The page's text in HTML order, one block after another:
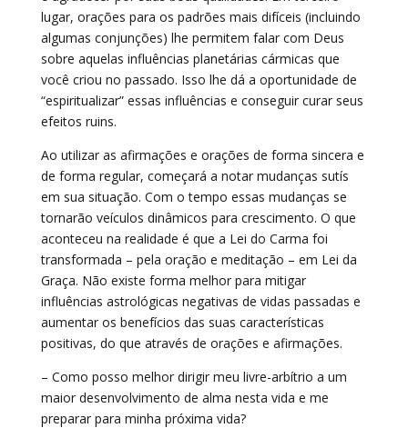
lugar, orações para os padrões mais difíceis (incluindo
algumas conjunções) lhe permitem falar com Deus
sobre aquelas influências planetárias cármicas que
você criou no passado. Isso lhe dá a oportunidade de
“espiritualizar” essas influências e conseguir curar seus
efeitos ruins.
Ao utilizar as afirmações e orações de forma sincera e
de forma regular, começará a notar mudanças sutís
em sua situação. Com o tempo essas mudanças se
tornarão veículos dinâmicos para crescimento. O que
aconteceu na realidade é que a Lei do Carma foi
transformada – pela oração e meditação – em Lei da
Graça. Não existe forma melhor para mitigar
influências astrológicas negativas de vidas passadas e
aumentar os benefícios das suas características
positivas, do que através de orações e afirmações.
– Como posso melhor dirigir meu livre-arbítrio a um
maior desenvolvimento de alma nesta vida e me
preparar para minha próxima vida?